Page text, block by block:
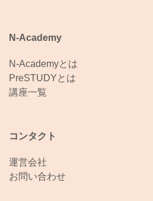
N-Academy
N-Academyとは
PreSTUDYとは
講座一覧
コンタクト
運営会社
お問い合わせ